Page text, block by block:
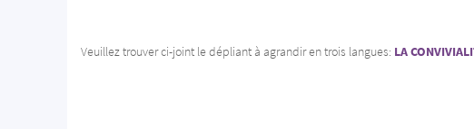
Veuillez trouver ci-joint le dépliant à agrandir en trois langues: LA